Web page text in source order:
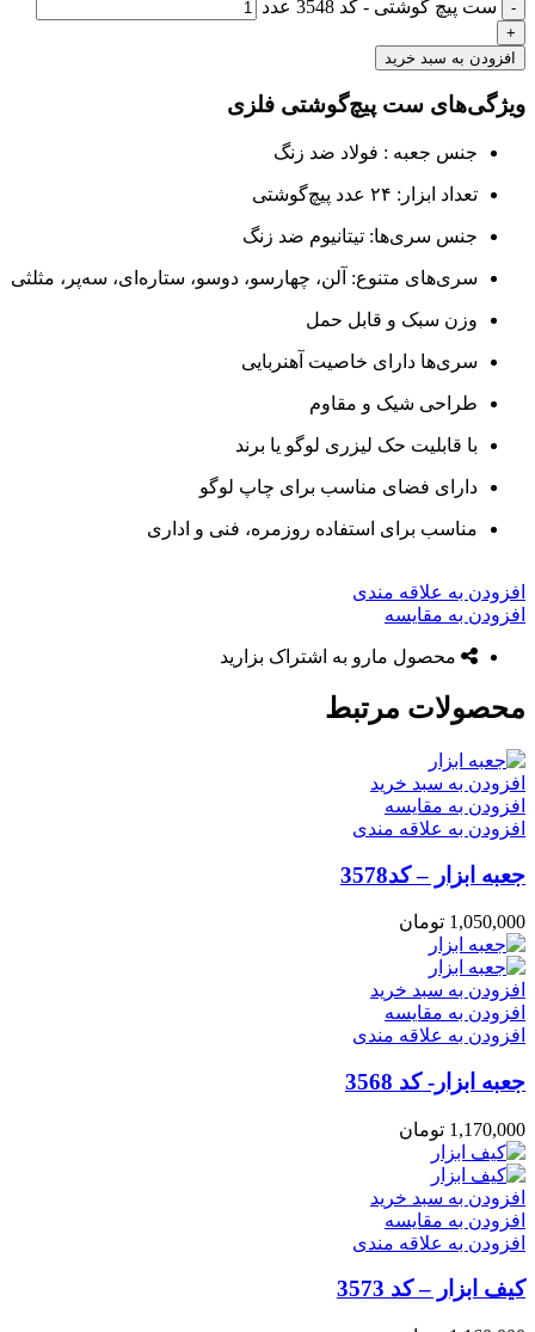
ست پیچ گوشتی - کد 3548 عدد
افزودن به سبد خرید
ویژگی‌های ست پیچ‌گوشتی فلزی
جنس جعبه : فولاد ضد زنگ
تعداد ابزار: ۲۴ عدد پیچ‌گوشتی
جنس سری‌ها: تیتانیوم ضد زنگ
سری‌های متنوع: آلن، چهارسو، دوسو، ستاره‌ای، سه‌پر، مثلثی
وزن سبک و قابل حمل
سری‌ها دارای خاصیت آهنربایی
طراحی شیک و مقاوم
با قابلیت حک لیزری لوگو یا برند
دارای فضای مناسب برای چاپ لوگو
مناسب برای استفاده روزمره، فنی و اداری
افزودن به علاقه مندی
افزودن به مقایسه
محصول مارو به اشتراک بزارید
محصولات مرتبط
افزودن به سبد خرید
افزودن به مقایسه
افزودن به علاقه مندی
جعبه ابزار – کد3578
1,050,000 تومان
افزودن به سبد خرید
افزودن به مقایسه
افزودن به علاقه مندی
جعبه ابزار- کد 3568
1,170,000 تومان
افزودن به سبد خرید
افزودن به مقایسه
افزودن به علاقه مندی
کیف ابزار – کد 3573